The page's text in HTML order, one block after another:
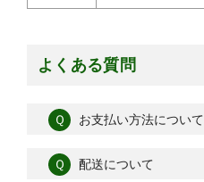
よくある質問
Ｑ お支払い方法について
Ｑ 配送について